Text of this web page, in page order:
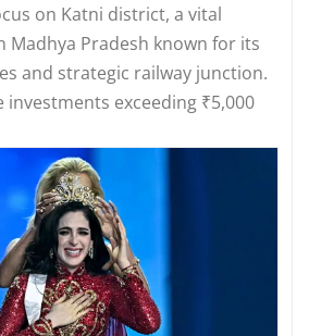
on Katni district, a vital
Madhya Pradesh known for its
and strategic railway junction.
exceeding ₹5,000